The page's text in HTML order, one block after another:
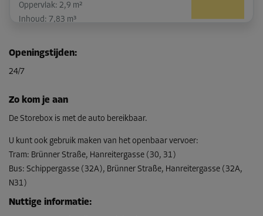
Oppervlak: 2,9 m²
Inhoud: 7,83 m³
-10%
104,00 EUR/maand
93,59 EUR/maand
Unit 19
Oppervlak: 2,1 m²
Inhoud: 5,67 m³
1,8
Openingstijden:
24/7
Zo kom je aan
De Storebox is met de auto bereikbaar.
U kunt ook gebruik maken van het openbaar vervoer:
Tram: Brünner Straße, Hanreitergasse (30, 31)
Bus: Schippergasse (32A), Brünner Straße, Hanreitergasse (32A,
N31)
Nuttige informatie: